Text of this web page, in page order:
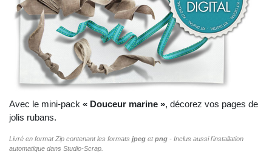
Avec le mini-pack « Douceur marine », décorez vos pages de
jolis rubans.
Livré en format Zip contenant les formats jpeg etpng - Inclus aussi l'installation
automatique dans Studio‑Scrap.